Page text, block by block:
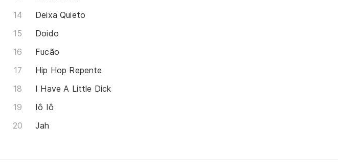
Deixa Quieto
Doido
Fucão
Hip Hop Repente
I Have A Little Dick
Iô Iô
Jah